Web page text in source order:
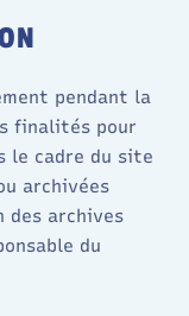
pendant la
finalités pour
le cadre du site
archivées
des archives
du